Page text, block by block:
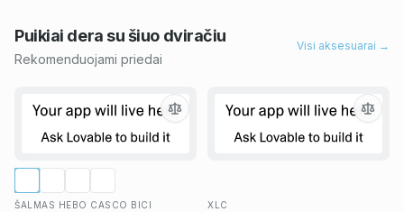
Puikiai dera su šiuo dviračiu
Rekomenduojami priedai
Visi aksesuarai →
ŠALMAS HEBO CASCO BICI
XLC